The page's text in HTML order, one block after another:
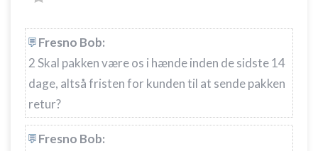
Fresno Bob:
2 Skal pakken være os i hænde inden de sidste 14
dage, altså fristen for kunden til at sende pakken
retur?
Fresno Bob: